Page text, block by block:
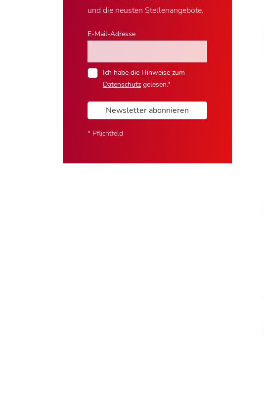
und die neusten Stellenangebote.
E-Mail-Adresse
Ich habe die Hinweise zum
Datenschutzgelesen.*
Newsletter abonnieren
* Pflichtfeld